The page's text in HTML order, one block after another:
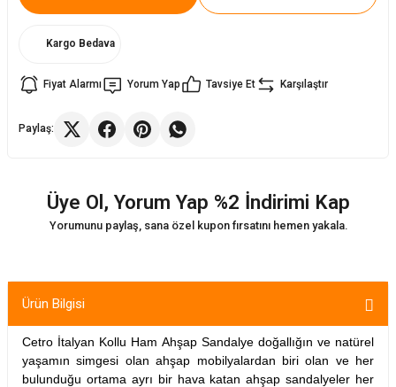
Sandalye
Kargo Bedava
Fiyat Alarmı Yorum Yap Tavsiye Et Karşılaştır
Paylaş:
Üye Ol, Yorum Yap %2 İndirimi Kap
Yorumunu paylaş, sana özel kupon fırsatını hemen yakala.
Ürün Bilgisi
Cetro İtalyan Kollu Ham Ahşap Sandalye doğallığın ve natürel
yaşamın simgesi olan ahşap mobilyalardan biri olan ve her
bulunduğu ortama ayrı bir hava katan ahşap sandalyeler her